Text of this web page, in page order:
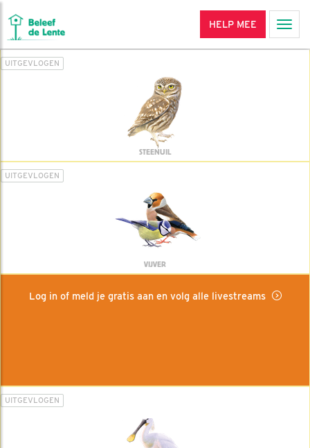
HELP MEE
UITGEVLOGEN
STEENUIL
UITGEVLOGEN
VIJVER
Log in of meld je gratis aan en volg alle livestreams
UITGEVLOGEN